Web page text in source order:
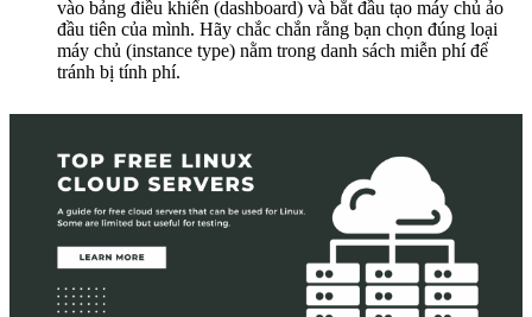
vào bảng điều khiển (dashboard) và bắt đầu tạo máy chủ ảo
đầu tiên của mình. Hãy chắc chắn rằng bạn chọn đúng loại
máy chủ (instance type) nằm trong danh sách miễn phí để
tránh bị tính phí.